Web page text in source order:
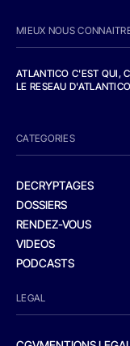
MIEUX NOUS
ATLANTICO C'EST QUI,
LE RESEAU D'ATLANTICO
CATEGORIES
DECRYPTAGES
DOSSIERS
RENDEZ-VOUS
VIDEOS
PODCASTS
LEGAL